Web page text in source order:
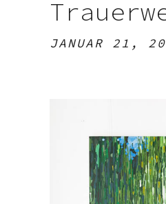
JANUAR 21,